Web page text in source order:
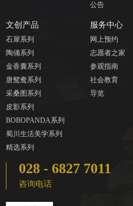
公告
文创产品
石犀系列
陶俑系列
金香囊系列
唐鸳鸯系列
采桑图系列
皮影系列
BOBOPANDA系列
蜀川生活美学系列
精选系列
服务中心
网上预约
志愿者之家
参观指南
社会教育
导览
028 - 6827 7011
咨询电话